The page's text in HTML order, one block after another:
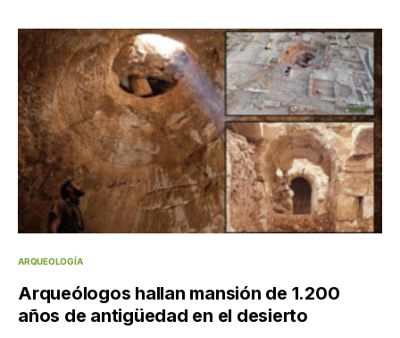
ARQUEOLOGÍA
Arqueólogos hallan mansión de 1.200
años de antigüedad en el desierto